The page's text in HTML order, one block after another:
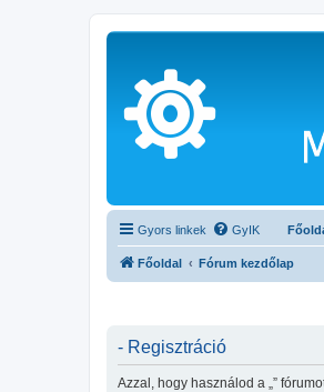
Gyors linkek GyIK
Főoldal Fórum kezdőlap
- Regisztráció
Azzal, hogy használod a „”